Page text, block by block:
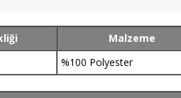
Malzeme
%100 Polyester